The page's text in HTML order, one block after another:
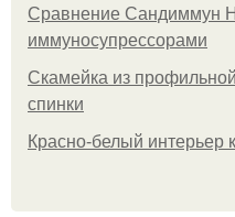
Сравнение Сандиммун
иммуносупрессорами
Скамейка из
спинки
Красно-белый интерьер